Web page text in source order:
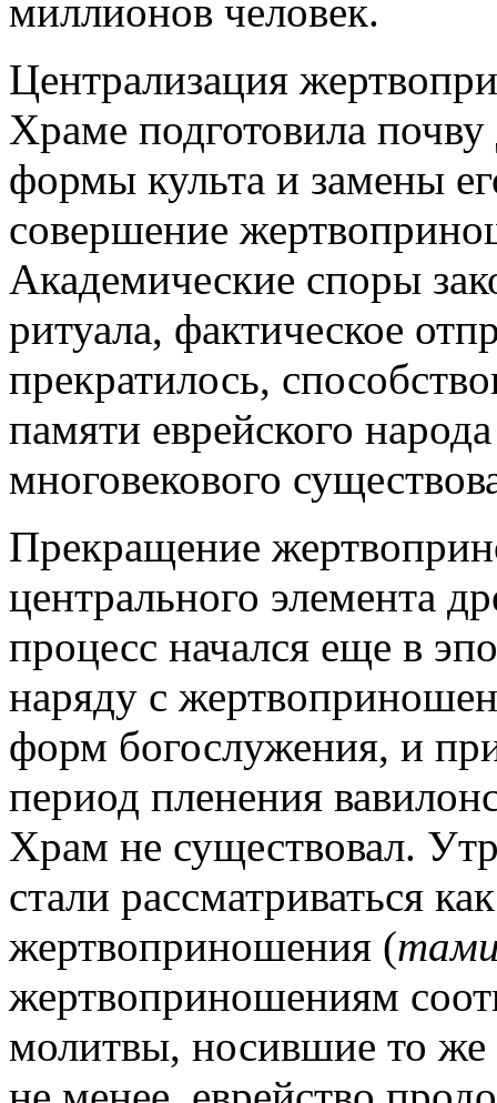
миллионов человек.
Централизация
Храме подготовила
формы культа и замены
совершение
Академические споры
ритуала, фактическое
прекратилось,
памяти еврейского
многовекового
Прекращение
центрального элемента
процесс начался еще в
наряду с
форм богослужения, и
период пленения
Храм не существовал.
стали рассматриваться
жертвоприношения (
жертвоприношениям
молитвы, носившие то